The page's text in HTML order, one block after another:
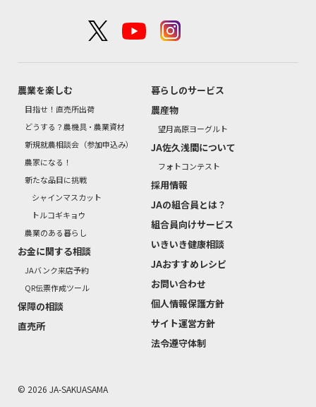
農業を楽しむ
目指せ！直売所出荷
どうする？農機具・農業資材
新規就農相談会（参加申込み）
農家になる！
新たな品目に挑戦
シャインマスカット
トルコギキョウ
農業のある暮らし
お金に関する相談
JAバンク来店予約
QR伝票作成ツール
保障の相談
直売所
暮らしのサービス
農産物
望月高原ヨーグルト
JA佐久浅間について
フォトコンテスト
採用情報
JAの組合員とは？
組合員向けサービス
いきいき健康相談
JAおすすめレシピ
お問い合わせ
個人情報保護方針
サイト運営方針
法令遵守体制
© 2026 JA-SAKUASAMA